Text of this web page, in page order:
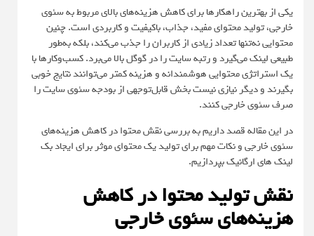
یکی از بهترین راهکارها برای کاهش هزینه‌های بالای مربوط به سئوی
خارجی، تولید محتوای مفید، جذاب، باکیفیت و کاربردی است. چنین
محتوایی نه‌تنها تعداد زیادی از کاربران را جذب می‌کند، بلکه به‌طور
طبیعی لینک می‌گیرد و رتبه سایت را در گوگل بالا می‌برد. کسب‌وکارها با
یک استراتژی محتوایی هوشمندانه و هزینه کمتر می‌توانند نتایج خوبی
بگیرند و دیگر نیازی نیست بخش قابل‌توجهی از بودجه سئوی سایت را
صرف سئوی خارجی کنند.
در این مقاله قصد داریم به بررسی نقش محتوا در کاهش هزینه‌های
سئوی خارجی و نکات مهم برای تولید یک محتوای موثر برای ایجاد بک
لینک های ارگانیک بپردازیم.
نقش تولید محتوا در کاهش
هزینه‌های سئوی خارجی